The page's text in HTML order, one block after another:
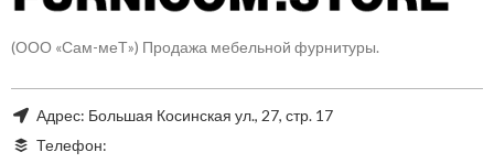
(ООО «Сам-меТ») Продажа мебельной фурнитуры.
Адрес: Большая Косинская ул., 27, стр. 17
Телефон: